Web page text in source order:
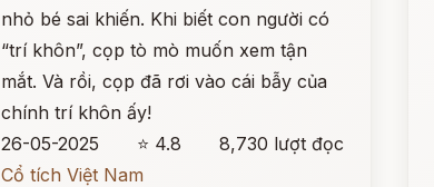
nhỏ bé sai khiến. Khi biết con người có
“trí khôn”, cọp tò mò muốn xem tận
mắt. Và rồi, cọp đã rơi vào cái bẫy của
chính trí khôn ấy!
26-05-2025
⭐ 4.8
8,730 lượt đọc
Cổ tích Việt Nam